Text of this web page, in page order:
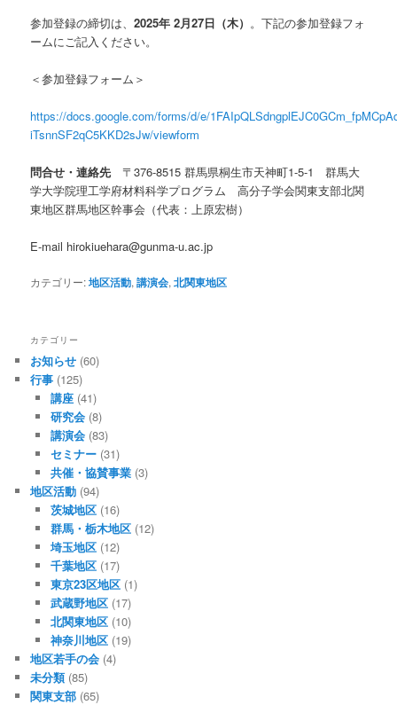
参加登録の締切は、2025年 2月27日（木） 。下記の参加登録フォ
ームにご記入ください。
＜参加登録フォーム＞
https://docs.google.com/forms/d/e/
iTsnnSF2qC5KKD2sJw/viewform
問合せ・連絡先〒376-8515 群馬県桐生市天神町1-5-1 群馬大
学大学院理工学府材料科学プログラム
高分子学会関東支部北関
東地区群馬地区幹事会（代表：上原宏樹）
E-mail hirokiuehara@gunma-u.ac.jp
カテゴリー:地区活動,講演会,北関東地区
カテゴリー
お知らせ (60)
行事 (125)
講座(41)
研究会(8)
講演会(83)
セミナー(31)
共催・協賛事業(3)
地区活動 (94)
茨城地区(16)
群馬・栃木地区(12)
埼玉地区(12)
千葉地区(17)
東京23区地区(1)
武蔵野地区(17)
北関東地区(10)
神奈川地区(19)
地区若手の会 (4)
未分類(85)
関東支部 (65)